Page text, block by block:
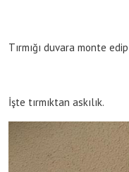
Tırmığı duvara monte
İşte tırmıktan askılık.